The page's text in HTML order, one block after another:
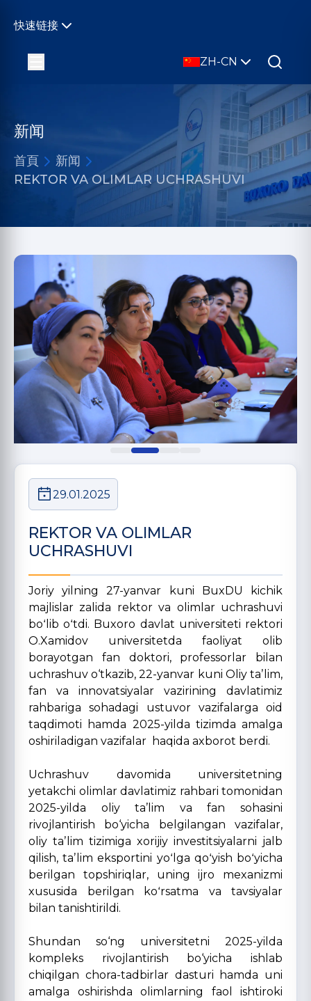
快速链接
ZH-CN
新闻
首頁
新闻
REKTOR VA OLIMLAR UCHRASHUVI
29.01.2025
REKTOR VA OLIMLAR
UCHRASHUVI
Joriy yilning 27-yanvar kuni BuxDU kichik
majlislar zalida rektor va olimlar uchrashuvi
boʻlib oʻtdi. Buxoro davlat universiteti rektori
O.Xamidov universitetda faoliyat olib
borayotgan fan doktori, professorlar bilan
uchrashuv o‘tkazib, 22-yanvar kuni Oliy taʼlim,
fan va innovatsiyalar vazirining davlatimiz
rahbariga sohadagi ustuvor vazifalarga oid
taqdimoti hamda 2025-yilda tizimda amalga
oshiriladigan vazifalar haqida axborot berdi.
Uchrashuv davomida universitetning
yetakchi olimlar davlatimiz rahbari tomonidan
2025-yilda oliy ta’lim va fan sohasini
rivojlantirish bo‘yicha belgilangan vazifalar,
oliy taʼlim tizimiga xorijiy investitsiyalarni jalb
qilish, taʼlim eksportini yoʻlga qoʻyish boʻyicha
berilgan topshiriqlar, uning ijro mexanizmi
xususida berilgan koʻrsatma va tavsiyalar
bilan tanishtirildi.
Shundan so‘ng universitetni 2025-yilda
kompleks rivojlantirish bo‘yicha ishlab
chiqilgan chora-tadbirlar dasturi hamda uni
amalga oshirishda olimlarning faol ishtiroki